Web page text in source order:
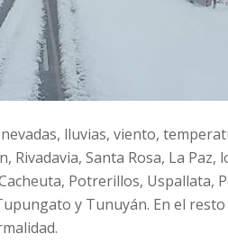
lluvias, viento,
Santa Rosa, La Paz,
Potrerillos, Uspallata,
y Tunuyán. En el